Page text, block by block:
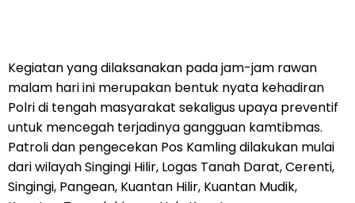
Kegiatan yang dilaksanakan pada jam-jam rawan
malam hari ini merupakan bentuk nyata kehadiran
Polri di tengah masyarakat sekaligus upaya preventif
untuk mencegah terjadinya gangguan kamtibmas.
Patroli dan pengecekan Pos Kamling dilakukan mulai
dari wilayah Singingi Hilir, Logas Tanah Darat, Cerenti,
Singingi, Pangean, Kuantan Hilir, Kuantan Mudik,